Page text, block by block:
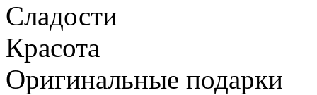
Сладости
Красота
Оригинальные подарки